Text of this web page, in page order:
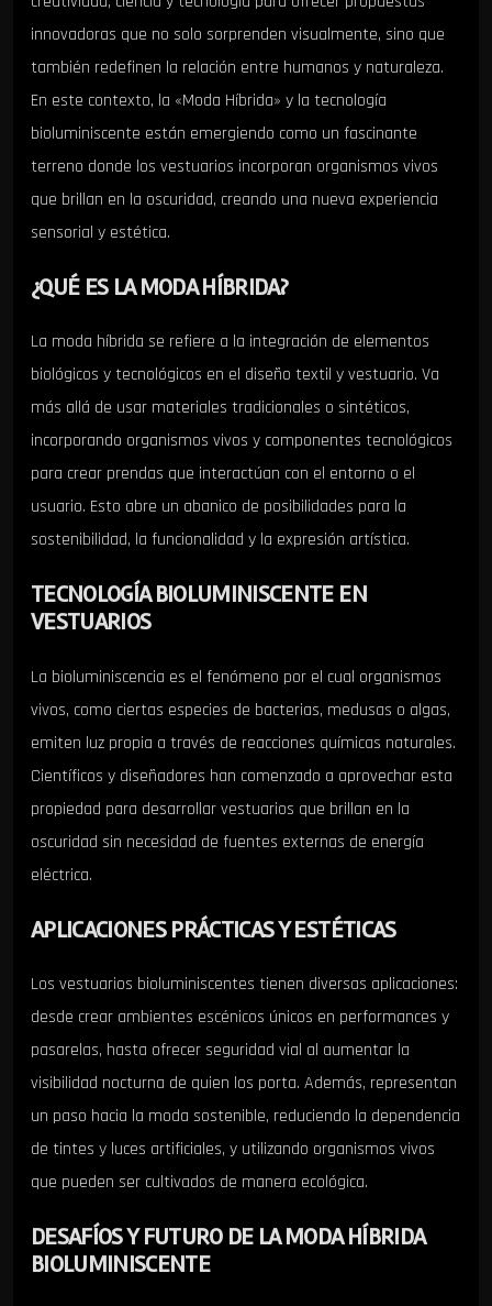
innovadoras que no solo sorprenden visualmente, sino que
también redefinen la relación entre humanos y naturaleza.
En este contexto, la «Moda Híbrida» y la tecnología
bioluminiscente están emergiendo como un fascinante
terreno donde los vestuarios incorporan organismos vivos
que brillan en la oscuridad, creando una nueva experiencia
sensorial y estética.
¿QUÉ ES LA MODA HÍBRIDA?
La moda híbrida se refiere a la integración de elementos
biológicos y tecnológicos en el diseño textil y vestuario. Va
más allá de usar materiales tradicionales o sintéticos,
incorporando organismos vivos y componentes tecnológicos
para crear prendas que interactúan con el entorno o el
usuario. Esto abre un abanico de posibilidades para la
sostenibilidad, la funcionalidad y la expresión artística.
TECNOLOGÍA BIOLUMINISCENTE EN
VESTUARIOS
La bioluminiscencia es el fenómeno por el cual organismos
vivos, como ciertas especies de bacterias, medusas o algas,
emiten luz propia a través de reacciones químicas naturales.
Científicos y diseñadores han comenzado a aprovechar esta
propiedad para desarrollar vestuarios que brillan en la
oscuridad sin necesidad de fuentes externas de energía
eléctrica.
APLICACIONES PRÁCTICAS Y ESTÉTICAS
Los vestuarios bioluminiscentes tienen diversas aplicaciones:
desde crear ambientes escénicos únicos en performances y
pasarelas, hasta ofrecer seguridad vial al aumentar la
visibilidad nocturna de quien los porta. Además, representan
un paso hacia la moda sostenible, reduciendo la dependencia
de tintes y luces artificiales, y utilizando organismos vivos
que pueden ser cultivados de manera ecológica.
DESAFÍOS Y FUTURO DE LA MODA HÍBRIDA
BIOLUMINISCENTE